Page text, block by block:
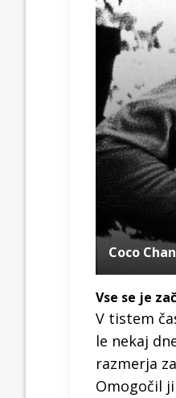
Coco
Vse se je
V tistem
le nekaj
razmerja
Omogočil